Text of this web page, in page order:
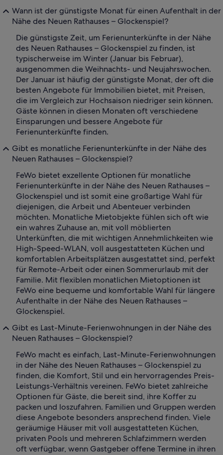
Wann ist der günstigste Monat für einen Aufenthalt in der
Nähe des Neuen Rathauses – Glockenspiel?
Die günstigste Zeit, um Ferienunterkünfte in der Nähe
des Neuen Rathauses – Glockenspiel zu finden, ist
typischerweise im Winter (Januar bis Februar),
ausgenommen die Weihnachts- und Neujahrswochen.
Der Januar ist häufig der günstigste Monat, der oft die
besten Angebote für Immobilien bietet, mit Preisen,
die im Vergleich zur Hochsaison niedriger sein können.
Gäste können in diesen Monaten oft verschiedene
Einsparungen und bessere Angebote für
Ferienunterkünfte finden.
Gibt es monatliche Ferienunterkünfte in der Nähe des
Neuen Rathauses – Glockenspiel?
FeWo bietet exzellente Optionen für monatliche
Ferienunterkünfte in der Nähe des Neuen Rathauses –
Glockenspiel und ist somit eine großartige Wahl für
diejenigen, die Arbeit und Abenteuer verbinden
möchten. Monatliche Mietobjekte fühlen sich oft wie
ein wahres Zuhause an, mit voll möblierten
Unterkünften, die mit wichtigen Annehmlichkeiten wie
High-Speed-WLAN, voll ausgestatteten Küchen und
komfortablen Arbeitsplätzen ausgestattet sind, perfekt
für Remote-Arbeit oder einen Sommerurlaub mit der
Familie. Mit flexiblen monatlichen Mietoptionen ist
FeWo eine bequeme und komfortable Wahl für längere
Aufenthalte in der Nähe des Neuen Rathauses –
Glockenspiel.
Gibt es Last-Minute-Ferienwohnungen in der Nähe des
Neuen Rathauses – Glockenspiel?
FeWo macht es einfach, Last-Minute-Ferienwohnungen
in der Nähe des Neuen Rathauses – Glockenspiel zu
finden, die Komfort, Stil und ein hervorragendes Preis-
Leistungs-Verhältnis vereinen. FeWo bietet zahlreiche
Optionen für Gäste, die bereit sind, ihre Koffer zu
packen und loszufahren. Familien und Gruppen werden
diese Angebote besonders ansprechend finden. Viele
geräumige Häuser mit voll ausgestatteten Küchen,
privaten Pools und mehreren Schlafzimmern werden
oft verfügbar, wenn Gastgeber offene Termine in ihren